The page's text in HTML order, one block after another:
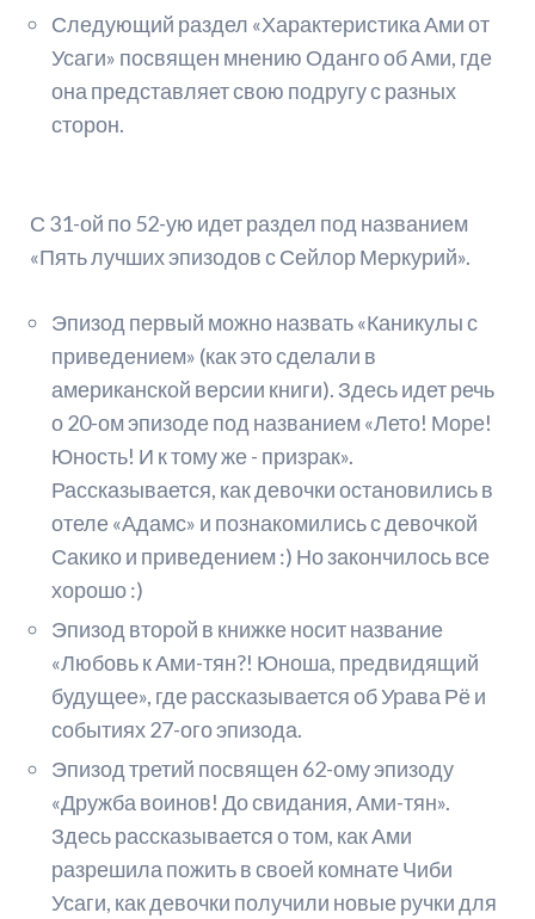
Следующий раздел «Характеристика Ами от
Усаги» посвящен мнению Оданго об Ами, где
она представляет свою подругу с разных
сторон.
С 31-ой по 52-ую идет раздел под названием
«Пять лучших эпизодов с Сейлор Меркурий».
Эпизод первый можно назвать «Каникулы с
приведением» (как это сделали в
американской версии книги). Здесь идет речь
о 20-ом эпизоде под названием «Лето! Море!
Юность! И к тому же - призрак».
Рассказывается, как девочки остановились в
отеле «Адамс» и познакомились с девочкой
Сакико и приведением :) Но закончилось все
хорошо :)
Эпизод второй в книжке носит название
«Любовь к Ами-тян?! Юноша, предвидящий
будущее», где рассказывается об Урава Рё и
событиях 27-ого эпизода.
Эпизод третий посвящен 62-ому эпизоду
«Дружба воинов! До свидания, Ами-тян».
Здесь рассказывается о том, как Ами
разрешила пожить в своей комнате Чиби
Усаги, как девочки получили новые ручки для